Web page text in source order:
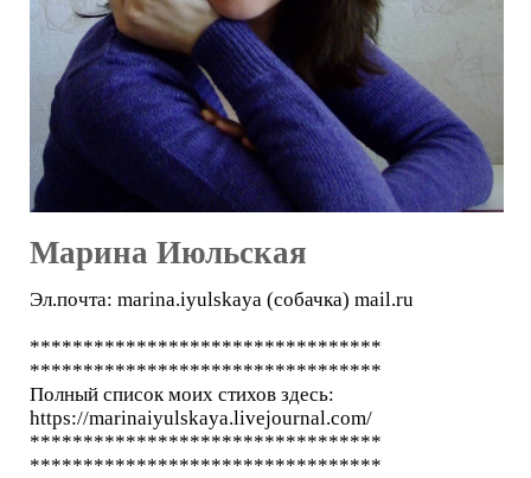
Марина Июльская
Эл.почта: marina.iyulskaya (собачка) mail.ru
*********************************
*********************************
Полный список моих стихов здесь:
https://marinaiyulskaya.livejournal.com/
*********************************
*********************************